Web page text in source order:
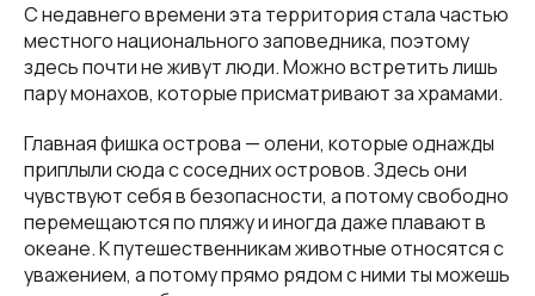
С недавнего времени эта территория стала частью
местного национального заповедника, поэтому
здесь почти не живут люди. Можно встретить лишь
пару монахов, которые присматривают за храмами.
Главная фишка острова — олени, которые однажды
приплыли сюда с соседних островов. Здесь они
чувствуют себя в безопасности, а потому свободно
перемещаются по пляжу и иногда даже плавают в
океане. К путешественникам животные относятся с
уважением, а потому прямо рядом с ними ты можешь